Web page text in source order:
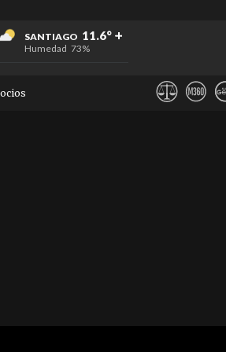
SANTIAGO 11.6°
Humedad 73%
+
+
+